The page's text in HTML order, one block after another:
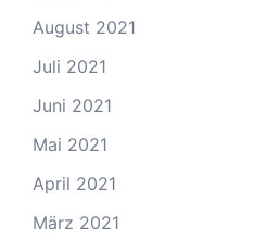
August 2021
Juli 2021
Juni 2021
Mai 2021
April 2021
März 2021